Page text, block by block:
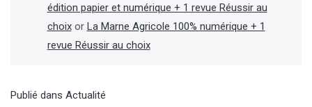
édition papier et numérique + 1 revue Réussir au
choixor La Marne Agricole 100% numérique + 1
revue Réussir au choix
Publié dans Actualité